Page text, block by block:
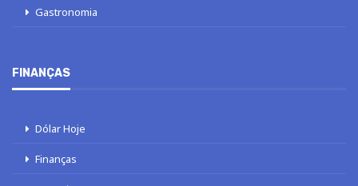
Gastronomia
FINANÇAS
Dólar Hoje
Finanças